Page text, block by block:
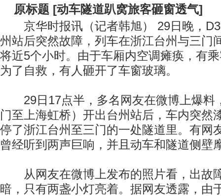
原标题 [动车隧道趴窝旅客砸窗透气]
京华时报讯（记者韩旭） 29日晚，
州站后突然故障，列车在浙江台州与三门
将近5个小时。由于车厢内空调瘫痪，有
为了自救，有人砸开了车窗玻璃。
29日17点半，多名网友在微博上爆料
门至上海虹桥）开出台州站后，车内突然
停了浙江台州至三门的一处隧道里。有网
曾经听到两声巨响，并且动车和隧道侧壁
从网友在微博上发布的照片看，出故
暗，只有两盏小灯亮着。据网友透露，由